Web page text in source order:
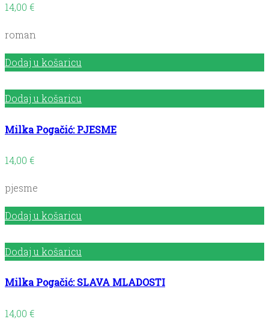
14,00 €
roman
Dodaj u košaricu
Dodaj u košaricu
Milka Pogačić: PJESME
14,00 €
pjesme
Dodaj u košaricu
Dodaj u košaricu
Milka Pogačić: SLAVA MLADOSTI
14,00 €